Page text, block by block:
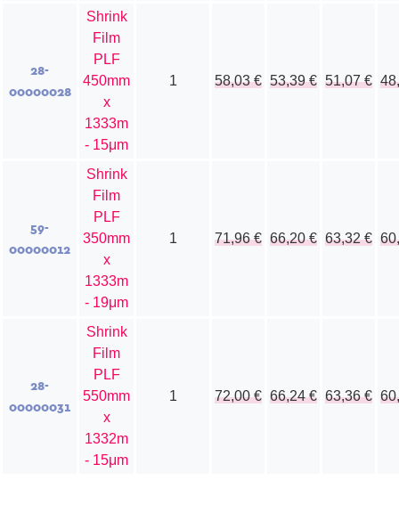
28-
00000028
Shrink
Film
PLF
450mm
x
1333m
- 15μm
1 58,03€ 53,39€ 51,07€
59-
00000012
Shrink
Film
PLF
350mm
x
1333m
- 19μm
1 71,96€ 66,20€ 63,32€
28-
00000031
Shrink
Film
PLF
550mm
x
1332m
- 15μm
1 72,00€ 66,24€ 63,36€